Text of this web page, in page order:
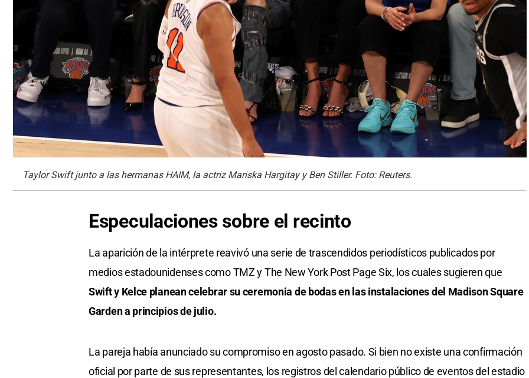
Taylor Swift junto a las hermanas HAIM, la actriz Mariska Hargitay y Ben Stiller. Foto: Reuters.
Especulaciones sobre el recinto
La aparición de la intérprete reavivó una serie de trascendidos periodísticos publicados por
medios estadounidenses como TMZ y The New York Post Page Six, los cuales sugieren que
Swift y Kelce planean celebrar su ceremonia de bodas en las instalaciones del Madison Square
Garden a principios de julio.
La pareja había anunciado su compromiso en agosto pasado. Si bien no existe una confirmación
oficial por parte de sus representantes, los registros del calendario público de eventos del estadio